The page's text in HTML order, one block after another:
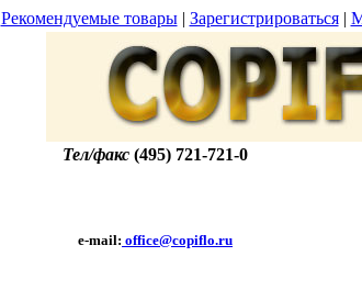
Рекомендуемые товары| Зарегистрироваться|
Тел/факс (495) 721-721-0
e-mail: office@copiflo.ru